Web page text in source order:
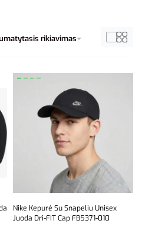
rikiavimas
Nike Kepurė Su Snapeliu Unisex
Juoda Dri-FIT Cap FB5371-010